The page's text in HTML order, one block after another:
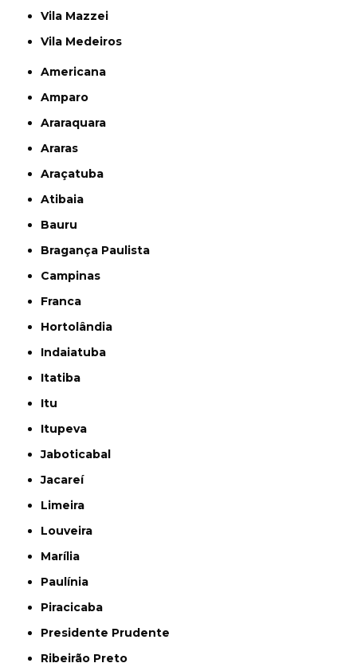
Vila Mazzei
Vila Medeiros
Americana
Amparo
Araraquara
Araras
Araçatuba
Atibaia
Bauru
Bragança Paulista
Campinas
Franca
Hortolândia
Indaiatuba
Itatiba
Itu
Itupeva
Jaboticabal
Jacareí
Limeira
Louveira
Marília
Paulínia
Piracicaba
Presidente Prudente
Ribeirão Preto